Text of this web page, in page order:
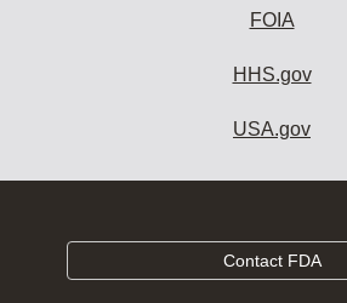
FOIA
HHS.gov
USA.gov
Contact FDA